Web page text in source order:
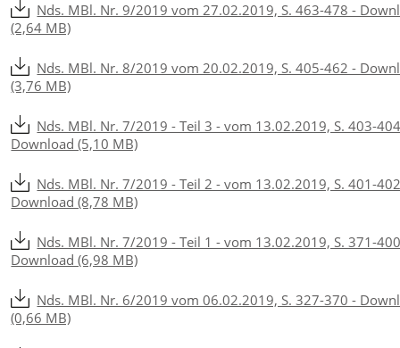
Nds. MBl. Nr. 9/2019 vom 27.02.2019, S. 463-478 -
(2,64 MB)
Nds. MBl. Nr. 8/2019 vom 20.02.2019, S. 405-462 -
(3,76 MB)
Nds. MBl. Nr. 7/2019 - Teil 3 - vom 13.02.2019, S. 403-
Download (5,10 MB)
Nds. MBl. Nr. 7/2019 - Teil 2 - vom 13.02.2019, S. 401-
Download (8,78 MB)
Nds. MBl. Nr. 7/2019 - Teil 1 - vom 13.02.2019, S. 371-
Download (6,98 MB)
Nds. MBl. Nr. 6/2019 vom 06.02.2019, S. 327-370 -
(0,66 MB)